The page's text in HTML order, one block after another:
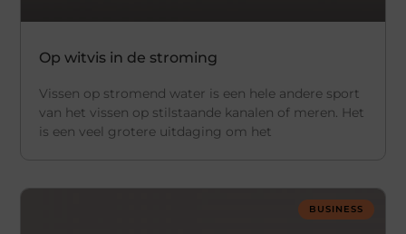
Op witvis in de stroming
Vissen op stromend water is een hele andere sport
van het vissen op stilstaande kanalen of meren. Het
is een veel grotere uitdaging om het
BUSINESS